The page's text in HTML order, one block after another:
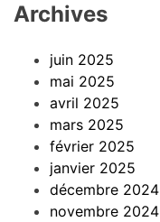
Archives
juin 2025
mai 2025
avril 2025
mars 2025
février 2025
janvier 2025
décembre 2024
novembre 2024